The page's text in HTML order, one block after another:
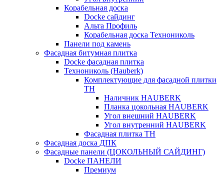
Корабельная доска
Docke сайдинг
Альта Профиль
Корабельная доска Технониколь
Панели под камень
Фасадная битумная плитка
Docke фасадная плитка
Технониколь (Hauberk)
Комплектующие для фасадной плитки
ТН
Наличник HAUBERK
Планка цокольная HAUBERK
Угол внешний HAUBERK
Угол внутренний HAUBERK
Фасадная плитка ТН
Фасадная доска ДПК
Фасадные панели (ЦОКОЛЬНЫЙ САЙДИНГ)
Docke ПАНЕЛИ
Премиум